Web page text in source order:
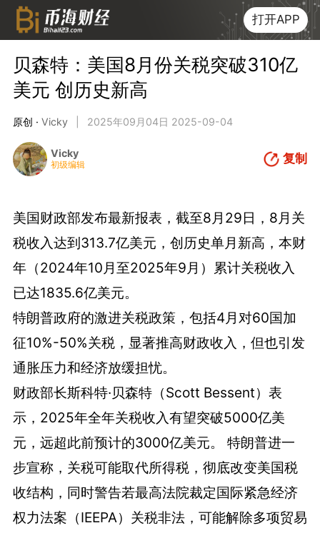
打开APP
贝森特：美国8月份关税突破310亿
美元 创历史新高
原创 · Vicky 2025年09月04日 2025-09-04
Vicky
初级编辑 复制
美国财政部发布最新报表，截至8月29日，8月关
税收入达到313.7亿美元，创历史单月新高，本财
年（2024年10月至2025年9月）累计关税收入
已达1835.6亿美元。
特朗普政府的激进关税政策，包括4月对60国加
征10%-50%关税，显著推高财政收入，但也引发
通胀压力和经济放缓担忧。
财政部长斯科特·贝森特（Scott Bessent）表
示，2025年全年关税收入有望突破5000亿美
元，远超此前预计的3000亿美元。 特朗普进一
步宣称，关税可能取代所得税，彻底改变美国税
收结构，同时警告若最高法院裁定国际紧急经济
权力法案（IEEPA）关税非法，可能解除多项贸易